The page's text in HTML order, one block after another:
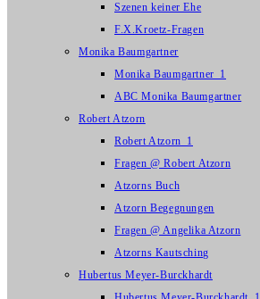
Szenen keiner Ehe
F.X.Kroetz-Fragen
Monika Baumgartner
Monika Baumgartner_1
ABC Monika Baumgartner
Robert Atzorn
Robert Atzorn_1
Fragen @ Robert Atzorn
Atzorns Buch
Atzorn Begegnungen
Fragen @ Angelika Atzorn
Atzorns Kautsching
Hubertus Meyer-Burckhardt